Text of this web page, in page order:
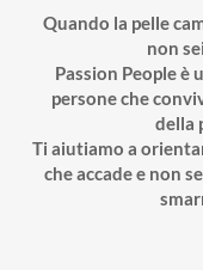
Quando la pelle
non
Passion People è
persone che
della
Ti aiutiamo a
che accade e non